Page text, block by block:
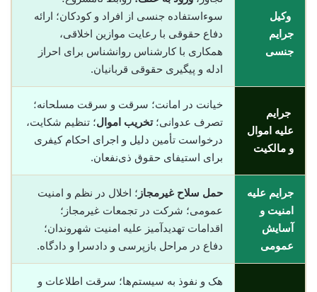
وکیل
جرایم
جنسی
سوءاستفاده جنسی از افراد و کودکان؛ ارائه
دفاع حقوقی با رعایت موازین اخلاقی،
همکاری با کارشناس روانشناس برای احراز
ادله و پیگیری حقوقی قربانیان.
جرایم
علیه اموال
و مالکیت
خیانت در امانت؛ سرقت و سرقت مسلحانه؛
تصرف عدوانی؛تخریب اموال؛ تنظیم شکایت،
درخواست تأمین دلیل و اجرای احکام کیفری
برای استیفای حقوق ذی‌نفعان.
جرایم علیه
امنیت و
آسایش
عمومی
حمل سلاح غیرمجاز ؛ اخلال در نظم و امنیت
عمومی؛ شرکت در تجمعات غیرمجاز؛
اقدامات تهدیدآمیز علیه امنیت شهروندان؛
دفاع در مراحل بازپرسی و دادسرا و دادگاه.
هک و نفوذ به سیستم‌ها؛ سرقت اطلاعات و